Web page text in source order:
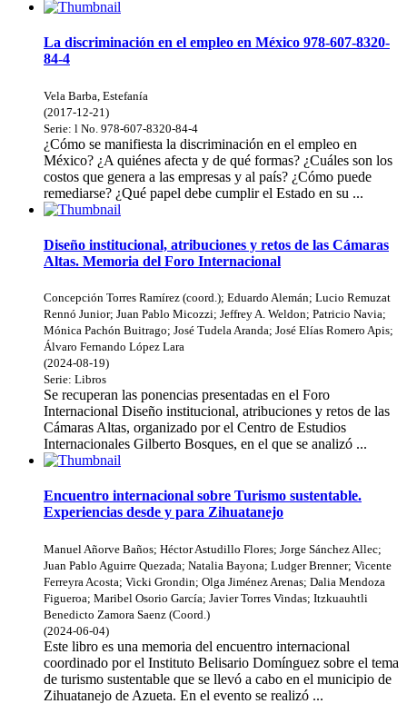
La discriminación en el empleo en México 978-607-8320-
84-4
Vela Barba, Estefanía
(2017-12-21 )
Serie: l No. 978-607-8320-84-4
¿Cómo se manifiesta la discriminación en el empleo en
México? ¿A quiénes afecta y de qué formas? ¿Cuáles son los
costos que genera a las empresas y al país? ¿Cómo puede
remediarse? ¿Qué papel debe cumplir el Estado en su ...
Diseño institucional, atribuciones y retos de las Cámaras
Altas. Memoria del Foro Internacional
Concepción Torres Ramírez (coord.); Eduardo Alemán; Lucio Remuzat
Rennó Junior; Juan Pablo Micozzi; Jeffrey A. Weldon; Patricio Navia;
Mónica Pachón Buitrago; José Tudela Aranda; José Elías Romero Apis;
Álvaro Fernando López Lara
(2024-08-19)
Serie: Libros
Se recuperan las ponencias presentadas en el Foro
Internacional Diseño institucional, atribuciones y retos de las
Cámaras Altas, organizado por el Centro de Estudios
Internacionales Gilberto Bosques, en el que se analizó ...
Encuentro internacional sobre Turismo sustentable.
Experiencias desde y para Zihuatanejo
Manuel Añorve Baños; Héctor Astudillo Flores; Jorge Sánchez Allec;
Juan Pablo Aguirre Quezada; Natalia Bayona; Ludger Brenner; Vicente
Ferreyra Acosta; Vicki Grondin; Olga Jiménez Arenas; Dalia Mendoza
Figueroa; Maribel Osorio García; Javier Torres Vindas; Itzkuauhtli
Benedicto Zamora Saenz (Coord.)
(2024-06-04)
Este libro es una memoria del encuentro internacional
coordinado por el Instituto Belisario Domínguez sobre el tema
de turismo sustentable que se llevó a cabo en el municipio de
Zihuatanejo de Azueta. En el evento se realizó ...